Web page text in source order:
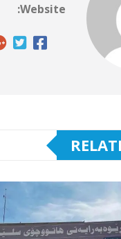
Website: